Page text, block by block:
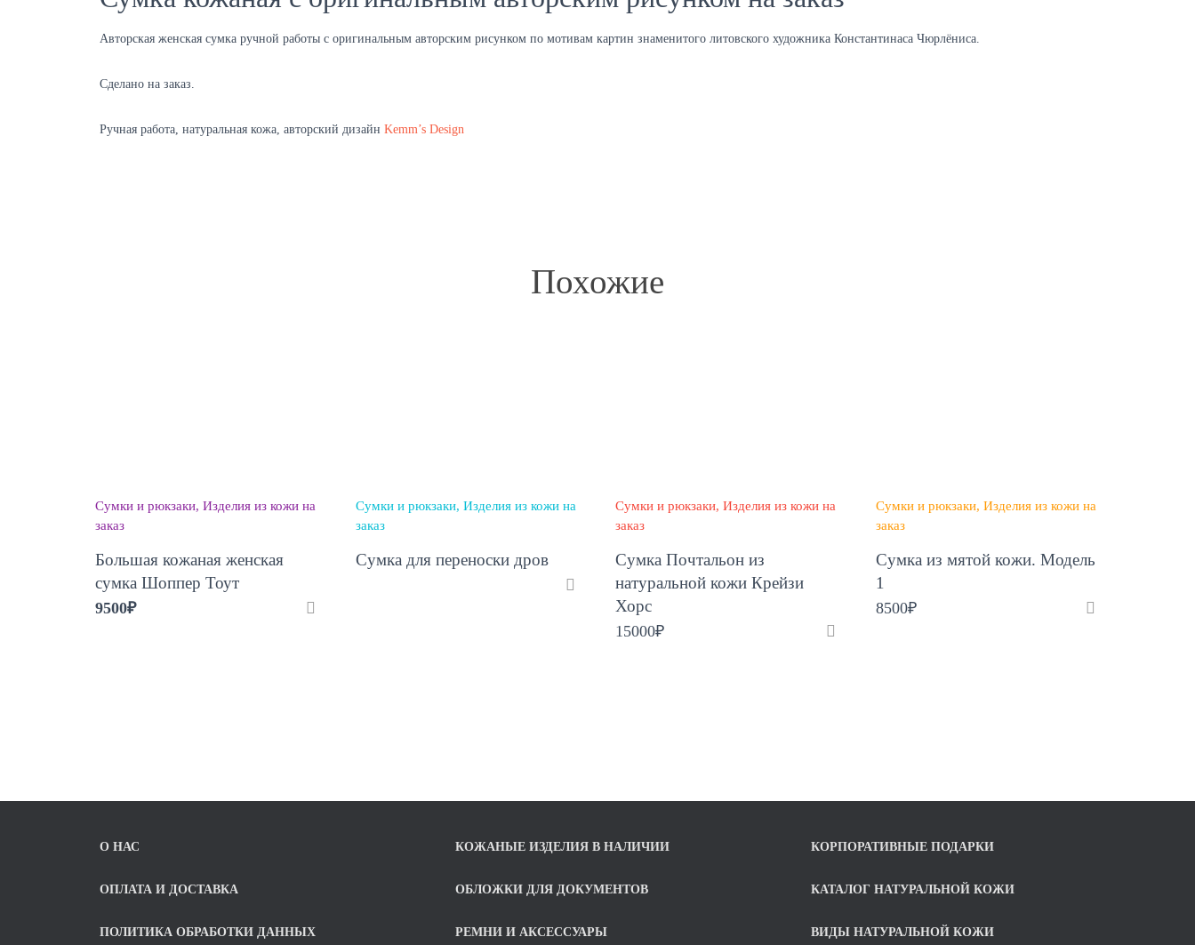
Авторская женская сумка ручной работы с оригинальным авторским рисунком по мотивам картин знаменитого литовского художника Константинаса Чюрлёниса.
Сделано на заказ.
Ручная работа, натуральная кожа, авторский дизайн Kemm’s Design
Похожие
Сумки и рюкзаки Изделия из кожи на
заказ
Большая кожаная женская
сумка Шоппер Тоут
9500₽
Сумки и рюкзаки Изделия из кожи на
заказ
Сумка для переноски дров
Сумки и рюкзаки Изделия из кожи на
заказ
Сумка Почтальон из
натуральной кожи Крейзи
Хорc
15000₽
Сумки и рюкзаки Изделия из кожи на
заказ
Сумка из мятой кожи. Модель
1
8500₽
О НАС
ОПЛАТА И ДОСТАВКА
ПОЛИТИКА ОБРАБОТКИ ДАННЫХ
КОЖАНЫЕ ИЗДЕЛИЯ В НАЛИЧИИ
ОБЛОЖКИ ДЛЯ ДОКУМЕНТОВ
РЕМНИ И АКСЕССУАРЫ
КОРПОРАТИВНЫЕ ПОДАРКИ
КАТАЛОГ НАТУРАЛЬНОЙ КОЖИ
ВИДЫ НАТУРАЛЬНОЙ КОЖИ